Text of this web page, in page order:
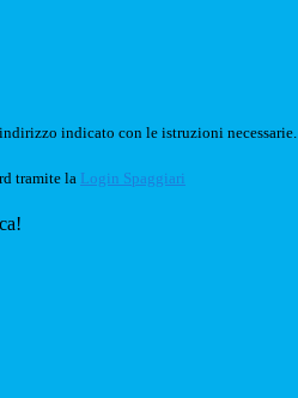
indicato con le istruzioni necessarie.
tramite la Login Spaggiari